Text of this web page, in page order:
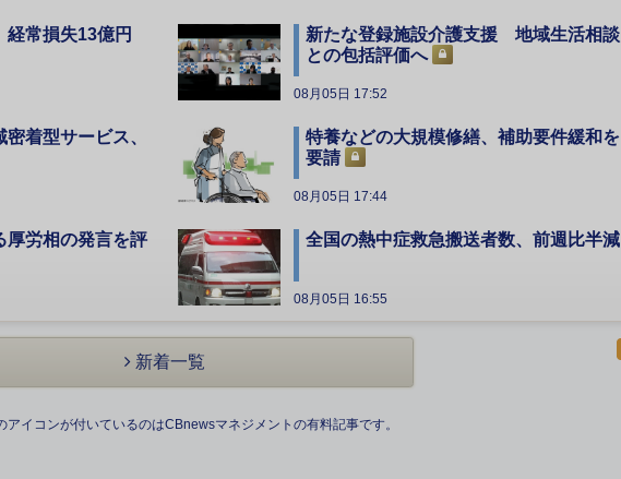
経常損失13億円
新たな登録施設介護支援 地域生活相談
との包括評価へ
08月05日 17:52
着型サービス、
特養などの大規模修繕、補助要件緩和を
要請
08月05日 17:44
厚労相の発言を評
全国の熱中症救急搬送者数、前週比半減
08月05日 16:55
新着一覧
アイコンが付いているのはCBnewsマネジメントの有料記事です。